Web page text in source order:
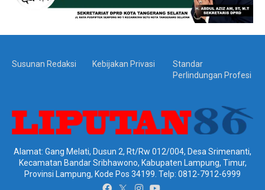
Susunan Redaksi Kebijakan Privasi
Standar
Perlindungan Profesi
Alamat: Gang Melati, Dusun 2, Rt/Rw 012/004, Desa Srimenanti,
Kecamatan Bandar Sribhawono, Kabupaten Lampung, Timur,
Provinsi Lampung, Kode Pos 34199. Telp: 0812-7912-6999